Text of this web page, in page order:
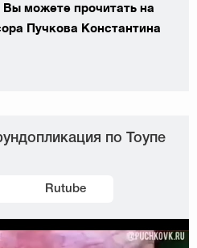
можете прочитать на
Пучкова Константина
по Тоупе
Rutube